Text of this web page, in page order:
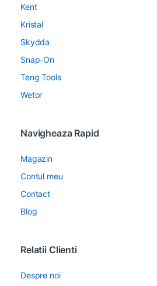
Kent
Kristal
Skydda
Snap-On
Teng Tools
Wetor
Navigheaza Rapid
Magazin
Contul meu
Contact
Blog
Relatii Clienti
Despre noi